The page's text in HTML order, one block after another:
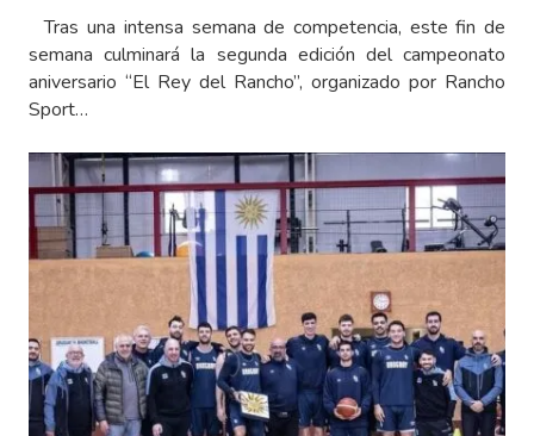
Tras una intensa semana de competencia, este fin de
semana culminará la segunda edición del campeonato
aniversario “El Rey del Rancho”, organizado por Rancho
Sport…